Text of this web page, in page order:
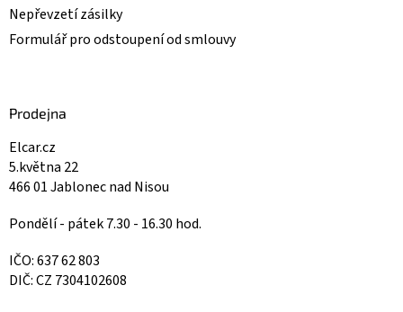
Nepřevzetí zásilky
Formulář pro odstoupení od smlouvy
Prodejna
Elcar.cz
5.května 22
466 01 Jablonec nad Nisou
Pondělí - pátek 7.30 - 16.30 hod.
IČO: 637 62 803
DIČ: CZ 7304102608